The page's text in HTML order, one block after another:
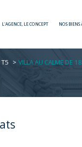
L'AGENCE, LE CONCEPT NOS BIENS
T5 VILLA AU CALME DE